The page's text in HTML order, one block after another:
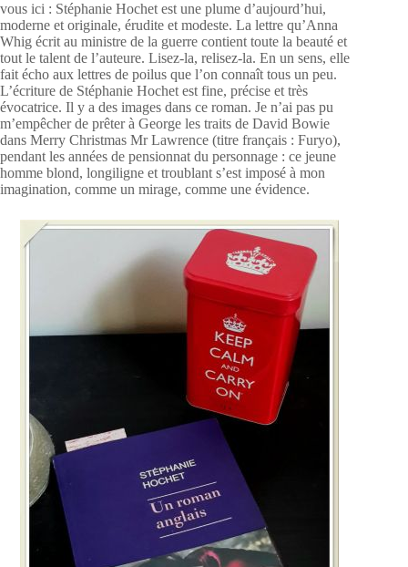
vous ici : Stéphanie Hochet est une plume d’aujourd’hui,
moderne et originale, érudite et modeste. La lettre qu’Anna
Whig écrit au ministre de la guerre contient toute la beauté et
tout le talent de l’auteure. Lisez-la, relisez-la. En un sens, elle
fait écho aux lettres de poilus que l’on connaît tous un peu.
L’écriture de Stéphanie Hochet est fine, précise et très
évocatrice. Il y a des images dans ce roman. Je n’ai pas pu
m’empêcher de prêter à George les traits de David Bowie
dans Merry Christmas Mr Lawrence (titre français : Furyo),
pendant les années de pensionnat du personnage : ce jeune
homme blond, longiligne et troublant s’est imposé à mon
imagination, comme un mirage, comme une évidence.